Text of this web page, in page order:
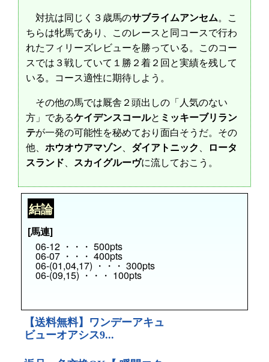
対抗は同じく３歳馬のサブライムアンセム。こ
ちらは牝馬であり、このレースと同コースで行わ
れたフィリーズレビューを勝っている。このコー
スでは３戦していて１勝２着２回と実績を残して
いる。コース適性に期待しよう。
その他の馬では厩舎２頭出しの「人気のない
方」であるケイデンスコールと ミッキーブリラン
テが一発の可能性を秘めており面白そうだ。その
他、 ホウオウアマゾン、 ダイアトニック、
ロータ
スランド、 スカイグルーヴに流しておこう。
結論
[馬連]
06-12 ・・・ 500pts
06-07 ・・・ 400pts
06-(01,04,17) ・・・ 300pts
06-(09,15) ・・・ 100pts